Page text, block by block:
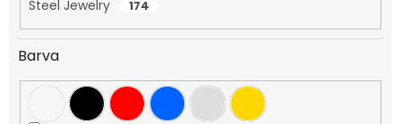
Steel Jewelry 174
Barva